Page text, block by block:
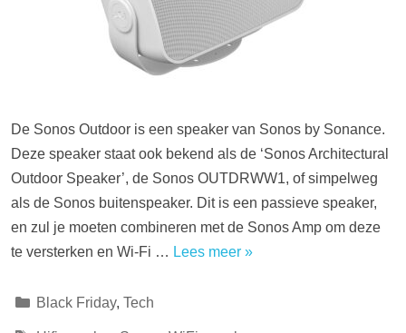
De Sonos Outdoor is een speaker van Sonos by Sonance.
Deze speaker staat ook bekend als de ‘Sonos Architectural
Outdoor Speaker’, de Sonos OUTDRWW1, of simpelweg
als de Sonos buitenspeaker. Dit is een passieve speaker,
en zul je moeten combineren met de Sonos Amp om deze
te versterken en Wi-Fi … Lees meer »
Categorieën
Black Friday, Tech